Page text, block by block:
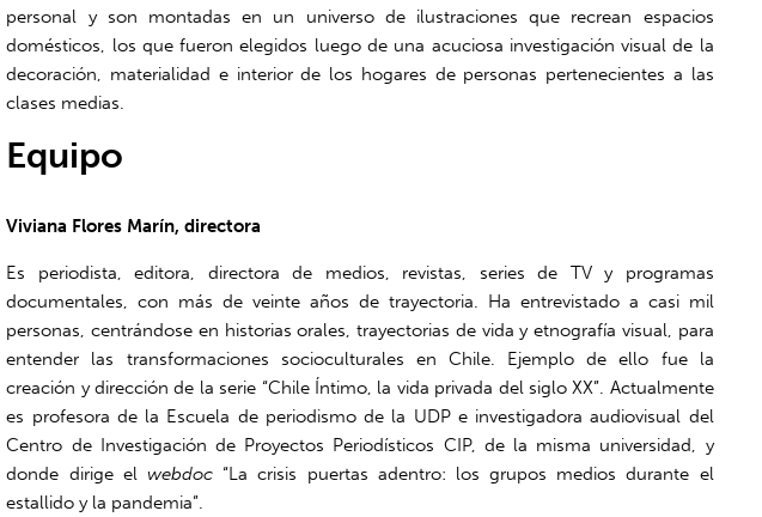
personal y son montadas en un universo de ilustraciones que recrean espacios
domésticos, los que fueron elegidos luego de una acuciosa investigación visual de la
decoración, materialidad e interior de los hogares de personas pertenecientes a las
clases medias.
Equipo
Viviana Flores Marín, directora
Es periodista, editora, directora de medios, revistas, series de TV y programas
documentales, con más de veinte años de trayectoria. Ha entrevistado a casi mil
personas, centrándose en historias orales, trayectorias de vida y etnografía visual, para
entender las transformaciones socioculturales en Chile. Ejemplo de ello fue la
creación y dirección de la serie “Chile Íntimo, la vida privada del siglo XX”. Actualmente
es profesora de la Escuela de periodismo de la UDP e investigadora audiovisual del
Centro de Investigación de Proyectos Periodísticos CIP, de la misma universidad, y
donde dirige el webdoc“La crisis puertas adentro: los grupos medios durante el
estallido y la pandemia”.